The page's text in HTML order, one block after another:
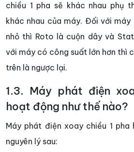
chiều 1 pha sẽ khác nhau phụ
khác nhau của máy. Đối với
nhỏ thì Roto là cuộn dây và
với máy có công suất lớn hơn thì
trên là ngược lại.
1.3. Máy phát điện
hoạt động như thế nào?
Máy phát điện xoay chiều 1
nguyên lý sau: